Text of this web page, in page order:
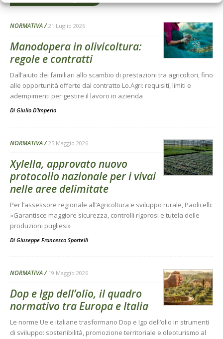
NORMATIVA 21 Luglio 2026
Manodopera in olivicoltura:
regole e contratti
Dall’aiuto dei familiari allo scambio di prestazioni tra agricoltori, fino
alle opportunità offerte dal contratto Lo.Agri: requisiti, limiti e
adempimenti per gestire il lavoro in azienda
Di Giulio D’Imperio
NORMATIVA 25 Maggio 2026
Xylella, approvato nuovo
protocollo nazionale per i vivai
nelle aree delimitate
Per l’assessore regionale all’Agricoltura e sviluppo rurale, Paolicelli:
«Garantisce maggiore sicurezza, controlli rigorosi e tutela delle
produzioni pugliesi»
Di Giuseppe Francesco Sportelli
NORMATIVA 19 Maggio 2026
Dop e Igp dell’olio, il quadro
normativo tra Europa e Italia
Le norme Ue e italiane trasformano Dop e Igp dell’olio in strumenti
di sviluppo: sostenibilità, promozione territoriale e oleoturismo al